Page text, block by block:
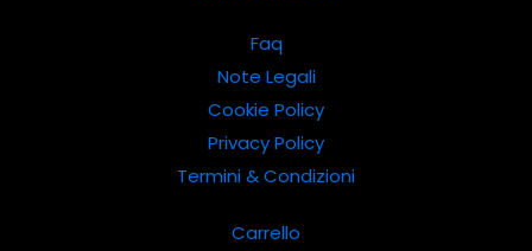
Faq
Note Legali
Cookie Policy
Privacy Policy
Termini & Condizioni
Carrello